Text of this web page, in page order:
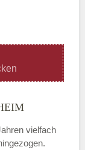
vielfach